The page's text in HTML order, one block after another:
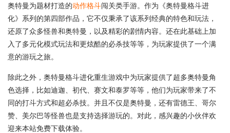
奥特曼为题材打造的动作格斗闯关类手游。作为《奥特曼格斗进
化》系列的第四部作品，它不仅秉承了该系列经典的特色和玩法，
还原了众多怪兽和奥特曼，以及精彩的剧情内容。还在此基础上加
入了多元化模式玩法和更炫酷的必杀技等等，为玩家提供了一个满
意的游玩之旅。
除此之外，奥特曼格斗进化重生游戏中为玩家提供了超多奥特曼角
色选择，比如迪迦、初代、赛文和泰罗等等，他们为玩家带来了不
同的打斗方式和超必杀技。并且不仅是奥特曼，还有雷德王、哥尔
赞、美尔巴等怪兽也是支持选择游玩的。对此，感兴趣的小伙伴欢
迎来本站免费下载体验。